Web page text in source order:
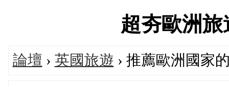
超夯歐洲
論壇 › 英國旅遊 › 推薦歐洲國家